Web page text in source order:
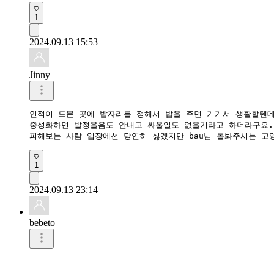
1
2024.09.13 15:53
Jinny
인적이 드문 곳에 밥자리를 정해서 밥을 주면 거기서 생활할
중성화하면 발정울음도 안내고 싸울일도 없을거라고 하더라구
피해보는 사람 입장에선 당연히 싫겠지만 bau님 돌봐주시는
1
2024.09.13 23:14
bebeto